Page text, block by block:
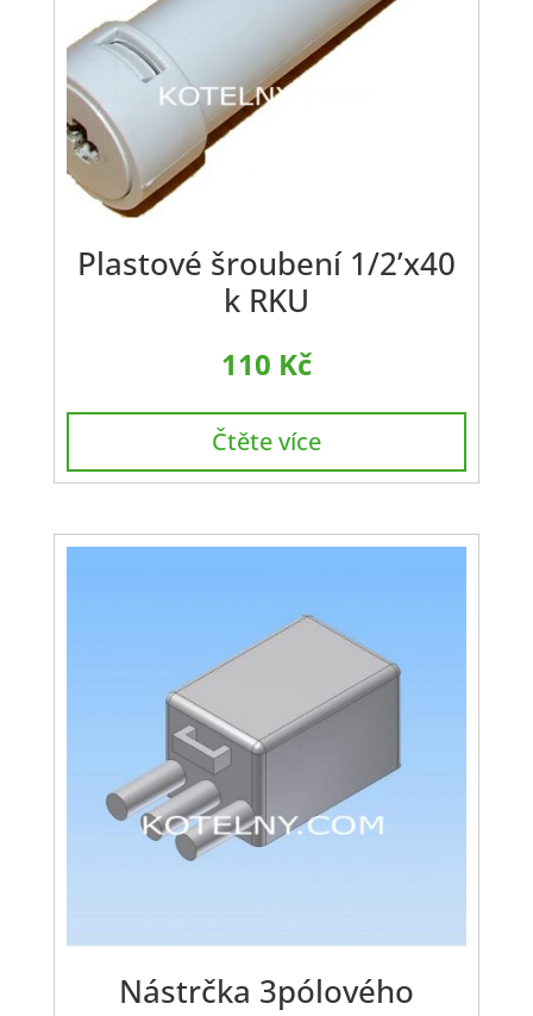
Plastové šroubení 1/2’x40
k RKU
110 Kč
Čtěte více
Nástrčka 3pólového